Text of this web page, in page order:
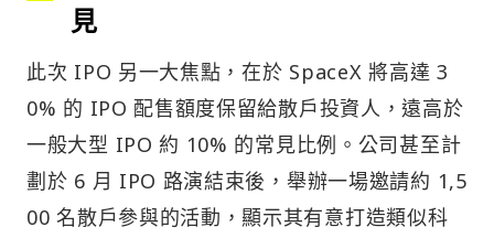
見
此次 IPO 另一大焦點，在於 SpaceX 將高達 3
0% 的 IPO 配售額度保留給散戶投資人，遠高於
一般大型 IPO 約 10% 的常見比例。公司甚至計
劃於 6 月 IPO 路演結束後，舉辦一場邀請約 1,5
00 名散戶參與的活動，顯示其有意打造類似科